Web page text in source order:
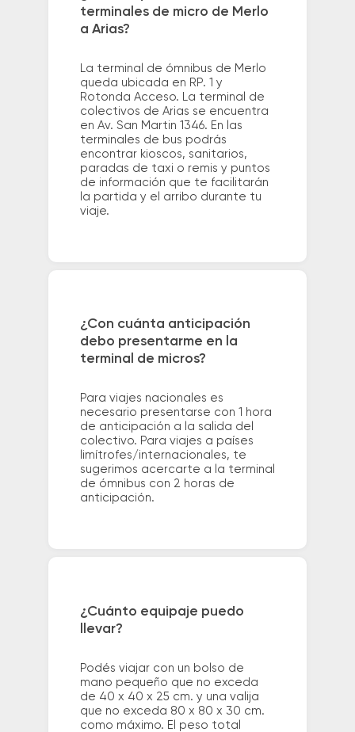
terminales de micro de Merlo
a Arias?
La terminal de ómnibus de Merlo
queda ubicada en RP. 1 y
Rotonda Acceso. La terminal de
colectivos de Arias se encuentra
en Av. San Martin 1346. En las
terminales de bus podrás
encontrar kioscos, sanitarios,
paradas de taxi o remis y puntos
de información que te facilitarán
la partida y el arribo durante tu
viaje.
¿Con cuánta anticipación
debo presentarme en la
terminal de micros?
Para viajes nacionales es
necesario presentarse con 1 hora
de anticipación a la salida del
colectivo. Para viajes a países
limítrofes/internacionales, te
sugerimos acercarte a la terminal
de ómnibus con 2 horas de
anticipación.
¿Cuánto equipaje puedo
llevar?
Podés viajar con un bolso de
mano pequeño que no exceda
de 40 x 40 x 25 cm. y una valija
que no exceda 80 x 80 x 30 cm.
como máximo. El peso total